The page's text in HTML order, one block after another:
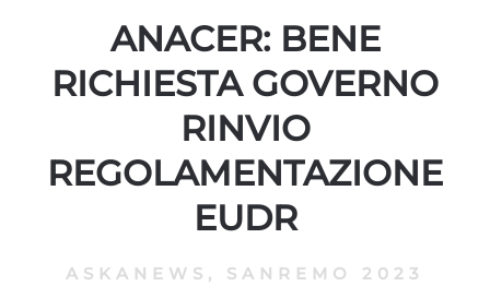
ANACER: BENE
RICHIESTA GOVERNO
RINVIO
REGOLAMENTAZIONE
EUDR
ASKANEWS , SANREMO 2023